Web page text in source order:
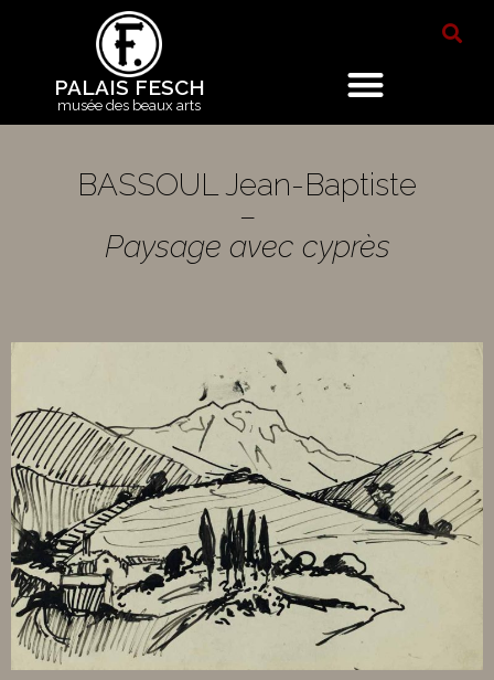
PALAIS FESCH
musée des beaux arts
BASSOUL Jean-Baptiste
–
Paysage avec cyprès